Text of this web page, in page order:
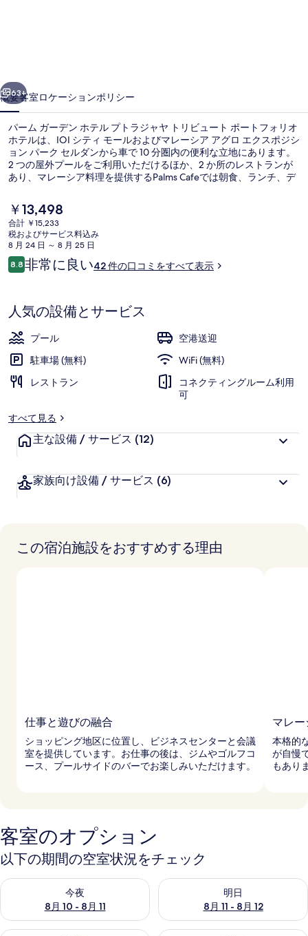
ホ
テ
ル
プ
ト
ラ
ジ
ャ
ヤ
リ
ビ
ュ
ー
ポ
63+
概要客室ロケーションポリシー
パーム ガーデン ホテル プトラジャヤ トリビュート ポートフォリオ
ホテルは、IOI シティ モールおよびマレーシア アグロ エクスポジシ
ョン パーク セルダンから車で 10 分圏内の便利な立地にあります。
2 つの屋外プールをご利用いただけるほか、2 か所のレストランが
あり、マレーシア料理を提供するPalms Cafeでは朝食、ランチ、デ
級ホテルには 2 か所のプールサイドバー、空港シャトルサービス
(無料)、およびバー / ラウンジが備わっています。
現
在
の
料
金
は
す
￥13,498
合計 ￥15,233
税およびサービス料込み
8 月 24 日 ～ 8 月 25 日
口
コ
8.810段階中8.8
非常に良い42 件の口コミをすべて表示
人気の設備とサービス
プール
空港送迎
駐車場 (無料)
WiFi (無料)
レストラン
コネクティングルーム利用
可
すべて見る
主な設備 / サービス (12)
家族向け設備 / サービス (6)
この宿泊施設をおすすめする理由
仕事と遊びの融合
ショッピング地区に位置し、ビジネスセンターと会議
室を提供しています。お仕事の後は、ジムやゴルフコ
ース、プールサイドのバーでお楽しみいただけます。
マレ
本格的
が自慢
もあり
客室のオプション
以下の期間の空室状況をチェック
今夜
8月 10 - 8月 11
今夜 8月 10 - 8月 11 の空室状況をチェック
明日
8月 11 - 8月 12
明日 8月 11 - 8月 12 の空室状